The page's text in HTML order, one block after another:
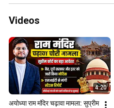
News
Videos
4:20
अयोध्या राम मंदिर चढ़ावा मामला: सुप्रीम